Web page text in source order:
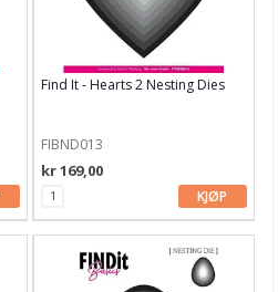
Find It - Hearts 2 Nesting Dies
FIBND013
kr 169,00
KJØP